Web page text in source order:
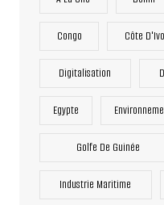
Congo Côte
Digitalisation
Egypte
Golfe De Guinée
Industrie Maritime